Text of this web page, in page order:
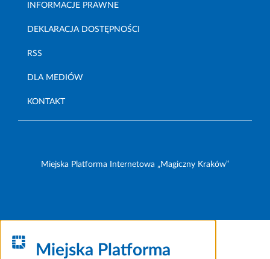
INFORMACJE PRAWNE
DEKLARACJA DOSTĘPNOŚCI
RSS
DLA MEDIÓW
KONTAKT
Miejska Platforma Internetowa „Magiczny Kraków”
Miejska Platforma